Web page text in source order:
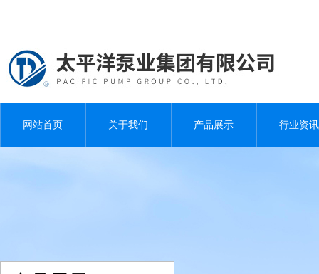
网站首页 关于我们 产品展示 行业资讯